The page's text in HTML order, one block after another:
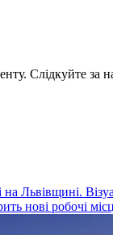
Слідкуйте за
Львівщині.
нові робочі